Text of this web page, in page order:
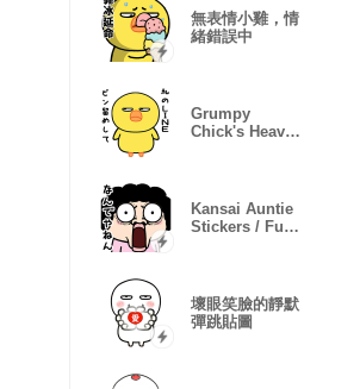
無表情小雞，情
緒錯誤中
Grumpy
Chick's Heavy
Kansai Auntie
Stickers / Fun
壞眼笑臉的靜默
彈跳貼圖